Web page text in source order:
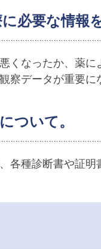
必要な情報
くなったか、薬
察データが重要に
ついて。
各種診断書や証明